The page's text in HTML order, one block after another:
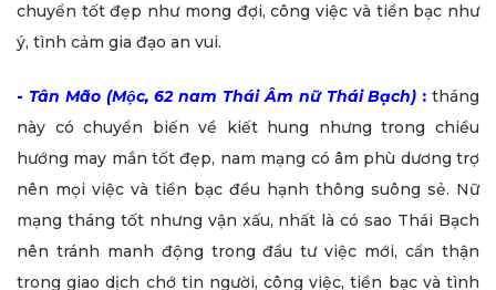
chuyển tốt đẹp như mong đợi, công việc và tiền bạc như
ý, tình cảm gia đạo an vui.
- Tân Mão (Mộc, 62 nam Thái Âm nữ Thái Bạch) : tháng
này có chuyển biến về kiết hung nhưng trong chiều
hướng may mắn tốt đẹp, nam mạng có âm phù dương trợ
nên mọi việc và tiền bạc đều hạnh thông suông sẻ. Nữ
mạng tháng tốt nhưng vận xấu, nhất là có sao Thái Bạch
nên tránh manh động trong đầu tư việc mới, cẩn thận
trong giao dịch chớ tin người, công việc, tiền bạc và tình